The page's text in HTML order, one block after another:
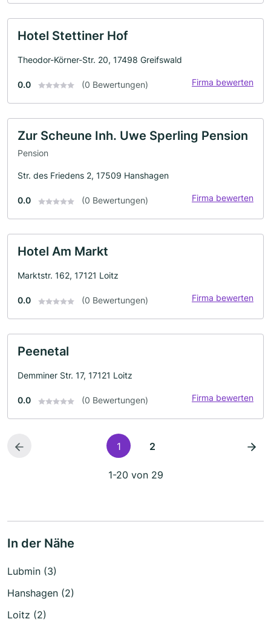
Hotel Stettiner Hof
Theodor-Körner-Str. 20, 17498 Greifswald
0.0 (0 Bewertungen) Firma bewerten
Zur Scheune Inh. Uwe Sperling Pension
Pension
Str. des Friedens 2, 17509 Hanshagen
0.0 (0 Bewertungen) Firma bewerten
Hotel Am Markt
Marktstr. 162, 17121 Loitz
0.0 (0 Bewertungen) Firma bewerten
Peenetal
Demminer Str. 17, 17121 Loitz
0.0 (0 Bewertungen) Firma bewerten
1 2
1-20 von 29
In der Nähe
Lubmin (3)
Hanshagen (2)
Loitz (2)